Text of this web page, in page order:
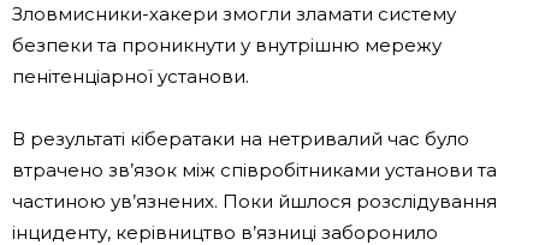
Зловмисники-хакери змогли зламати систему
безпеки та проникнути у внутрішню мережу
пенітенціарної установи.
В результаті кібератаки на нетривалий час було
втрачено зв’язок між співробітниками установи та
частиною ув’язнених. Поки йшлося розслідування
інциденту, керівництво в’язниці заборонило